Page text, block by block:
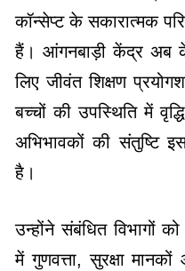
कॉन्सेप्ट के सकारात्मक
हैं। आंगनबाड़ी केंद्र अब
लिए जीवंत शिक्षण
बच्चों की उपस्थिति में
अभिभावकों की संतुष्टि
है।
उन्होंने संबंधित विभागों को
में गुणवत्ता, सुरक्षा